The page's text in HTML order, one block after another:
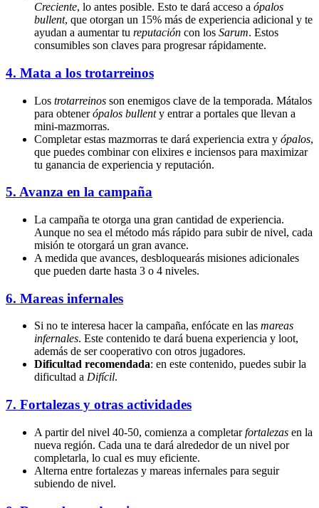
Creciente, lo antes posible. Esto te dará acceso a ópalos
bullent, que otorgan un 15% más de experiencia adicional y te
ayudan a aumentar tu reputación con los Sarum. Estos
consumibles son claves para progresar rápidamente.
4. Mata a los trotarreinos
Los trotarreinos son enemigos clave de la temporada. Mátalos
para obtenerópalos bullenty entrar a portales que llevan a
mini-mazmorras.
Completar estas mazmorras te dará experiencia extra y ópalos,
que puedes combinar con elixires e inciensos para maximizar
tu ganancia de experiencia y reputación.
5. Avanza en la campaña
La campaña te otorga una gran cantidad de experiencia.
Aunque no sea el método más rápido para subir de nivel, cada
misión te otorgará un gran avance.
A medida que avances, desbloquearás misiones adicionales
que pueden darte hasta 3 o 4 niveles.
6. Mareas infernales
Si no te interesa hacer la campaña, enfócate en las mareas
infernales. Este contenido te dará buena experiencia y loot,
además de ser cooperativo con otros jugadores.
Dificultad recomendada: en este contenido, puedes subir la
dificultad a Difícil.
7. Fortalezas y otras actividades
A partir del nivel 40-50, comienza a completarfortalezas en la
nueva región. Cada una te dará alrededor de un nivel por
completarla, lo cual es muy eficiente.
Alterna entre fortalezas y mareas infernales para seguir
subiendo de nivel.